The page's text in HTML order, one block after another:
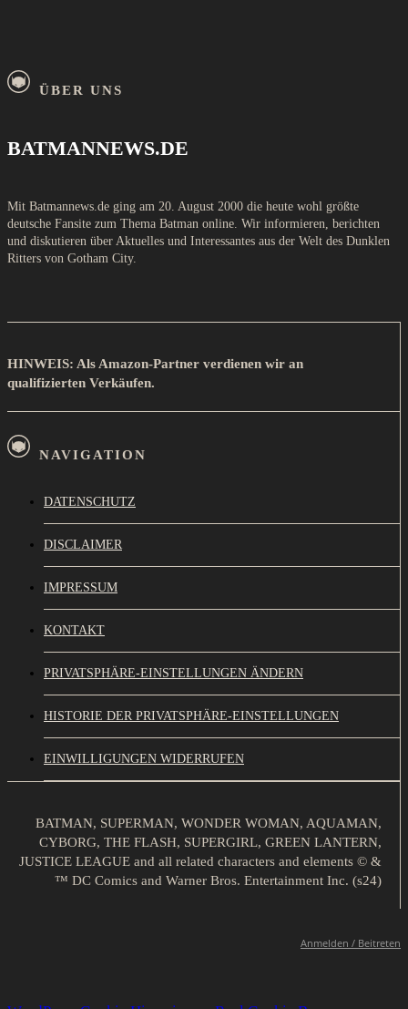
ÜBER UNS
BATMANNEWS.DE
Mit Batmannews.de ging am 20. August 2000 die heute wohl größte
deutsche Fansite zum Thema Batman online. Wir informieren, berichten
und diskutieren über Aktuelles und Interessantes aus der Welt des Dunklen
Ritters von Gotham City.
HINWEIS: Als Amazon-Partner verdienen wir an
qualifizierten Verkäufen.
NAVIGATION
DATENSCHUTZ
DISCLAIMER
IMPRESSUM
KONTAKT
PRIVATSPHÄRE-EINSTELLUNGEN ÄNDERN
HISTORIE DER PRIVATSPHÄRE-EINSTELLUNGEN
EINWILLIGUNGEN WIDERRUFEN
BATMAN, SUPERMAN, WONDER WOMAN, AQUAMAN,
CYBORG, THE FLASH, SUPERGIRL, GREEN LANTERN,
JUSTICE LEAGUE and all related characters and elements © &
™ DC Comics and Warner Bros. Entertainment Inc. (s24)
Anmelden / Beitreten